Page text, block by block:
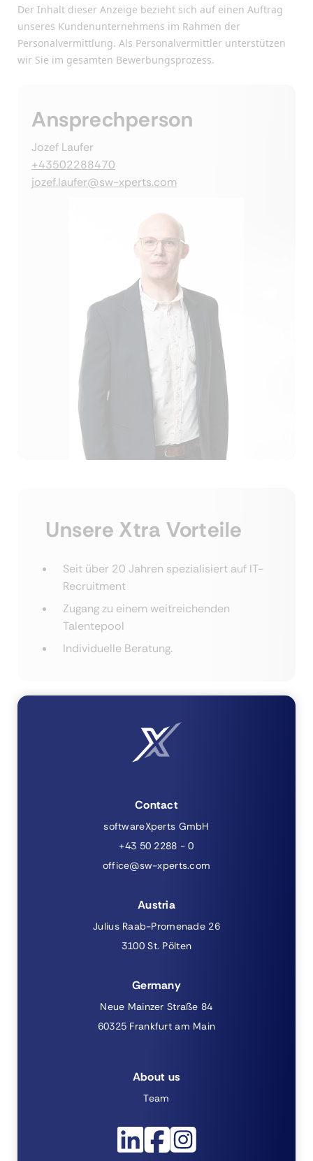
Der Inhalt dieser Anzeige bezieht sich auf einen Auftrag
unseres Kundenunternehmens im Rahmen der
Personalvermittlung. Als Personalvermittler unterstützen
wir Sie im gesamten Bewerbungsprozess.
Ansprechperson
Jozef Laufer
+43502288470
jozef.laufer@sw-xperts.com
Unsere Xtra Vorteile
Seit über 20 Jahren spezialisiert auf IT-
Recruitment
Zugang zu einem weitreichenden
Talentepool
Individuelle Beratung.
Contact
softwareXperts GmbH
+43 50 2288 - 0
office@sw-xperts.com
Austria
Julius Raab-Promenade 26
3100 St. Pölten
Germany
Neue Mainzer Straße 84
60325 Frankfurt am Main
About us
Team